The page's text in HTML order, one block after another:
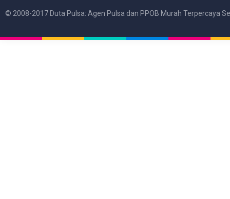
© 2008-2017 Duta Pulsa: Agen Pulsa dan PPOB Murah Terpercaya